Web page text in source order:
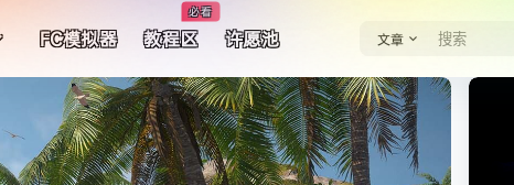
FC模拟器 教程区
必看
许愿池 文章